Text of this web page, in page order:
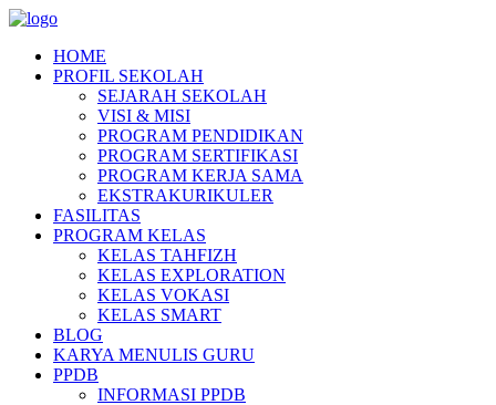
HOME
PROFIL SEKOLAH
SEJARAH SEKOLAH
VISI & MISI
PROGRAM PENDIDIKAN
PROGRAM SERTIFIKASI
PROGRAM KERJA SAMA
EKSTRAKURIKULER
FASILITAS
PROGRAM KELAS
KELAS TAHFIZH
KELAS EXPLORATION
KELAS VOKASI
KELAS SMART
BLOG
KARYA MENULIS GURU
PPDB
INFORMASI PPDB